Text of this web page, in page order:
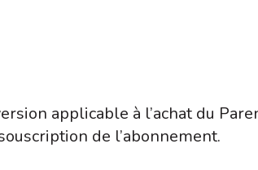
applicable à l’achat du
de l’abonnement.